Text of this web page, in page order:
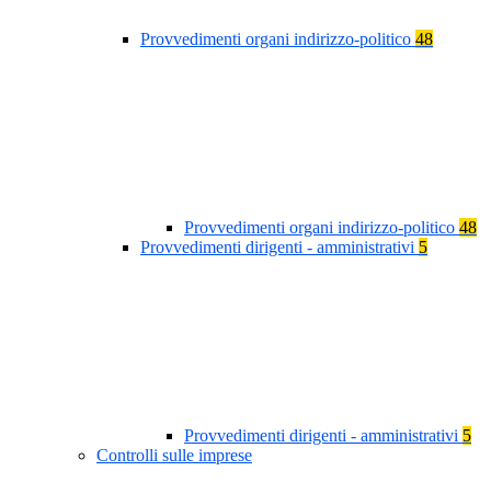
Provvedimenti organi indirizzo-politico 48
Provvedimenti organi indirizzo-politico 48
Provvedimenti dirigenti - amministrativi 5
Provvedimenti dirigenti - amministrativi 5
Controlli sulle imprese